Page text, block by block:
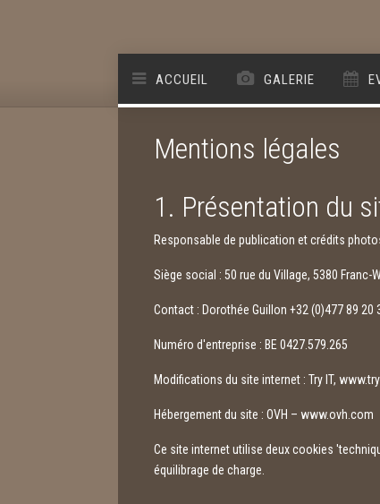
ACCUEIL GALERIE
Mentions légales
1. Présentation du
Responsable de publication et crédits
Siège social : 50 rue du Village, 5380 Franc-
Contact : Dorothée Guillon +32 (0)477 89
Numéro d'entreprise : BE 0427.579.265
Modifications du site internet : Try IT,
Hébergement du site : OVH – www.ovh.com
Ce site internet utilise deux cookies
équilibrage de charge.